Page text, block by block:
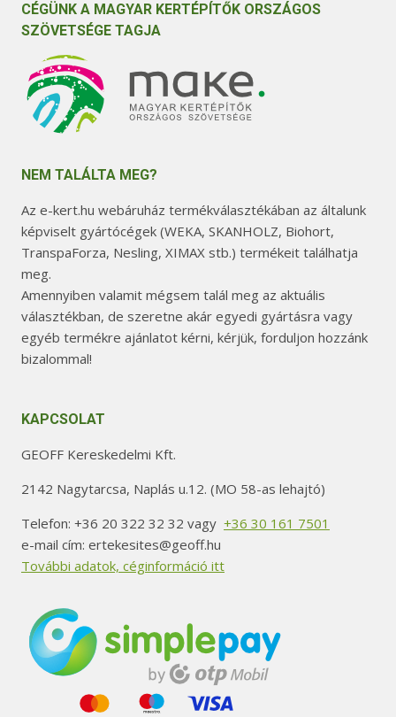
CÉGÜNK A MAGYAR KERTÉPÍTŐK ORSZÁGOS
SZÖVETSÉGE TAGJA
NEM TALÁLTA MEG?
Az e-kert.hu webáruház termékválasztékában az általunk
képviselt gyártócégek (WEKA, SKANHOLZ, Biohort,
TranspaForza, Nesling, XIMAX stb.) termékeit találhatja
meg.
Amennyiben valamit mégsem talál meg az aktuális
választékban, de szeretne akár egyedi gyártásra vagy
egyéb termékre ajánlatot kérni, kérjük, forduljon hozzánk
bizalommal!
KAPCSOLAT
GEOFF Kereskedelmi Kft.
2142 Nagytarcsa, Naplás u.12. (MO 58-as lehajtó)
Telefon: +36 20 322 32 32 vagy +36 30 161 7501
e-mail cím: ertekesites@geoff.hu
További adatok, céginformáció itt